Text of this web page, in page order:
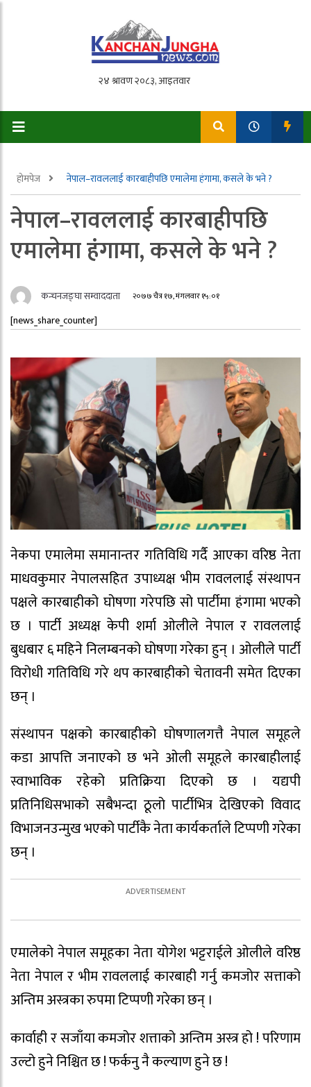
होमपेज नेपाल–रावललाई कारबाहीपछि एमालेमा हंगामा, कसले के भने ?
नेपाल–रावललाई कारबाहीपछि
एमालेमा हंगामा, कसले के भने ?
कन्चनजङ्घा सम्वाददाता २०७७ चैत्र १७, मंगलवार १५:०१
[news_share_counter]
नेकपा एमालेमा समानान्तर गतिविधि गर्दै आएका वरिष्ठ नेता
माधवकुमार नेपालसहित उपाध्यक्ष भीम रावललाई संस्थापन
पक्षले कारबाहीको घोषणा गरेपछि सो पार्टीमा हंगामा भएको
छ । पार्टी अध्यक्ष केपी शर्मा ओलीले नेपाल र रावललाई
बुधबार ६ महिने निलम्बनको घोषणा गरेका हुन् । ओलीले पार्टी
विरोधी गतिविधि गरे थप कारबाहीको चेतावनी समेत दिएका
छन् ।
संस्थापन पक्षको कारबाहीको घोषणालगत्तै नेपाल समूहले
कडा आपत्ति जनाएको छ भने ओली समूहले कारबाहीलाई
स्वाभाविक रहेको प्रतिक्रिया दिएको छ । यद्यपी
प्रतिनिधिसभाको सबैभन्दा ठूलो पार्टीभित्र देखिएको विवाद
विभाजनउन्मुख भएको पार्टीकै नेता कार्यकर्ताले टिप्पणी गरेका
छन् ।
एमालेको नेपाल समूहका नेता योगेश भट्टराईले ओलीले वरिष्ठ
नेता नेपाल र भीम रावललाई कारबाही गर्नु कमजोर सत्ताको
अन्तिम अस्त्रका रुपमा टिप्पणी गरेका छन् ।
कार्वाही र सजाँया कमजोर शत्ताको अन्तिम अस्त्र हो ! परिणाम
उल्टो हुने निश्चित छ ! फर्कनु नै कल्याण हुने छ !